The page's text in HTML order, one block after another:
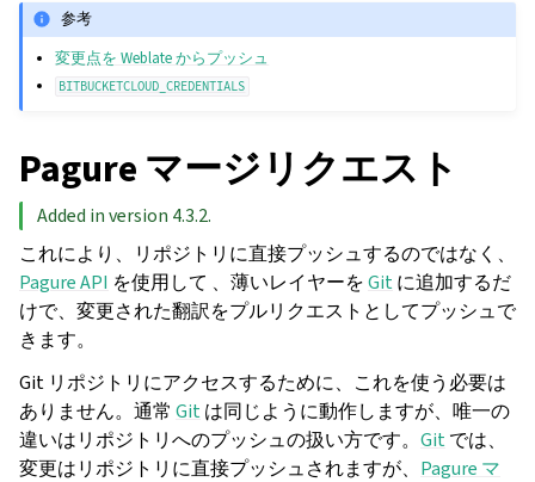
参考
変更点を Weblate からプッシュ
BITBUCKETCLOUD_CREDENTIALS
Pagure マージリクエスト
Added in version 4.3.2.
これにより、リポジトリに直接プッシュするのではなく、
Pagure API を使用して 、薄いレイヤーをGitに追加するだ
けで、変更された翻訳をプルリクエストとしてプッシュで
きます。
Git リポジトリにアクセスするために、これを使う必要は
ありません。通常 Gitは同じように動作しますが、唯一の
違いはリポジトリへのプッシュの扱い方です。 Gitでは、
変更はリポジトリに直接プッシュされますが、 Pagure マ